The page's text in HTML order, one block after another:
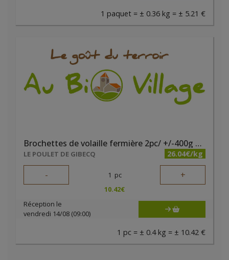
1 paquet = ± 0.36 kg = ± 5.21 €
Brochettes de volaille fermière 2pc/ +/-400g Gibecq
LE POULET DE GIBECQ 26.04€/kg
- 1 pc +
10.42€
Réception le
vendredi 14/08 (09:00)
1 pc = ± 0.4 kg = ± 10.42 €